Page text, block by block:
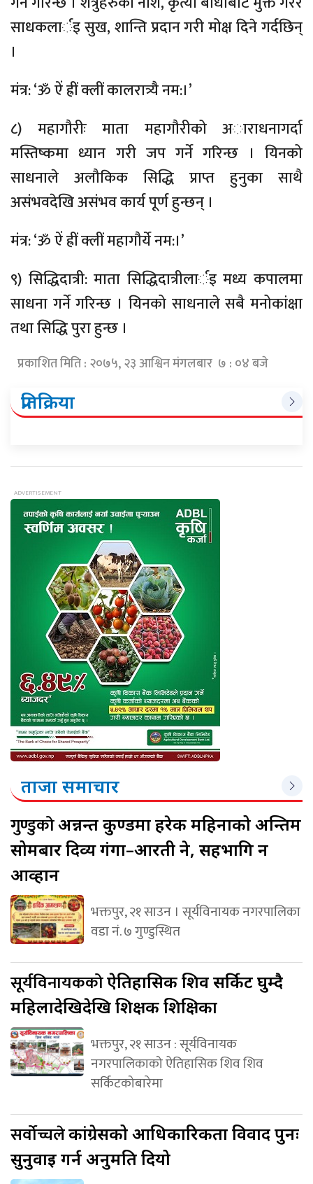
साधकलार्इ सुख, शान्ति प्रदान गरी मोक्ष दिने गर्दछिन्
।
मंत्र: ‘ॐ ऐं ह्रीं क्लीं कालरात्र्यै नम:।’
८) महागौरीः माता महागौरीको अाराधनागर्दा
मस्तिष्कमा ध्यान गरी जप गर्ने गरिन्छ । यिनको
साधनाले अलौकिक सिद्धि प्राप्त हुनुका साथै
असंभवदेखि असंभव कार्य पूर्ण हुन्छन् ।
मंत्र: ‘ॐ ऐं ह्रीं क्लीं महागौर्ये नम:।’
९) सिद्धिदात्री: माता सिद्धिदात्रीलार्इ मध्य कपालमा
साधना गर्ने गरिन्छ । यिनको साधनाले सबै मनोकांक्षा
तथा सिद्धि पुरा हुन्छ ।
प्रकाशित मिति : २०७५, २३ आश्विन मंगलबार ७ : ०४ बजे
प्रतिक्रिया
ताजा समाचार
गुण्डुकोअन्नन्त कुण्डमा हरेक महिनाको अन्तिम
सोमबार दिव्य गंगा–आरती हुने, सहभागि हुन
आव्हान
भक्तपुर, २१ साउन । सूर्यविनायक नगरपालिका
वडा नं. ७ गुण्डुस्थित
सूर्यविनायककोऐतिहासिक शिव सर्किट घुम्दै
महिलादेखिदेखि शिक्षक शिक्षिका
भक्तपुर, २१ साउन : सूर्यविनायक
नगरपालिकाको ऐतिहासिक शिव शिव
सर्किटकोबारेमा
सर्वोच्चलेकांग्रेसको आधिकारिकता विवाद पुनः
सुनुवाइ गर्न अनुमति दियो